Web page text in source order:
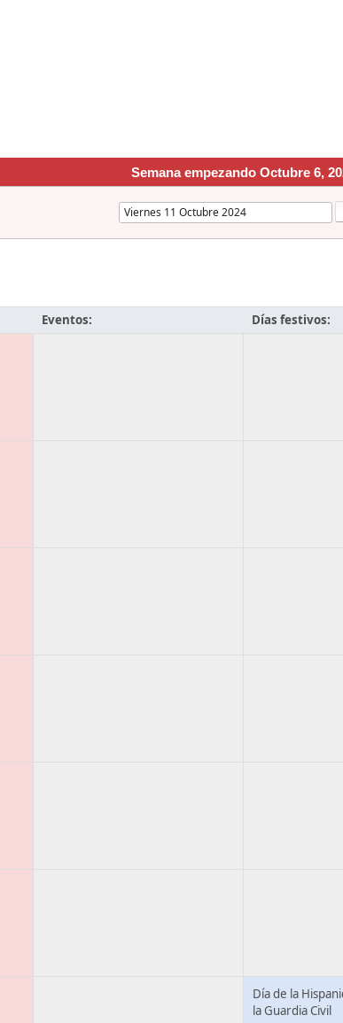
Semana empezando Octubre 6,
Eventos: Días festivos:
Día de la
la Guardia Civil